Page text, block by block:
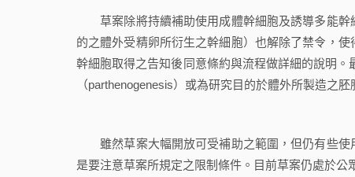
草案除將持續補助使用成體幹細胞及誘導多能幹
的之體外受精卵所衍生之幹細胞）也解除了禁令，
幹細胞取得之告知後同意條約與流程做詳細的說明
（parthenogenesis）或為研究目的於體外所製造之
雖然草案大幅開放可受補助之範圍，但仍有些使
是要注意草案所規定之限制條件。目前草案仍處於公